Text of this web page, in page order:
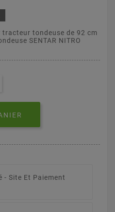
tracteur tondeuse de 92 cm
SENTAR NITRO
- Site Et Paiement